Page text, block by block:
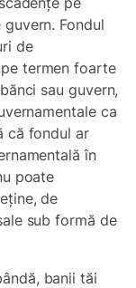
Fondul
de
termen foarte
sau guvern,
ca
că fondul ar
în
poate
de
sub formă de
banii tăi